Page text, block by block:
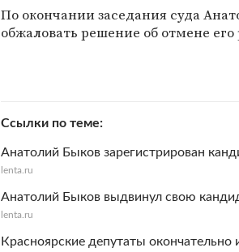
По окончании заседания суда
обжаловать решение об отмене
Ссылки по теме
Анатолий Быков зарегистрирован
lenta.ru
Анатолий Быков выдвинул свою
lenta.ru
Красноярские депутаты окончательно